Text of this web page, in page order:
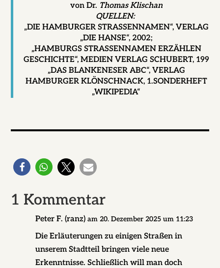
von Dr. Thomas Klischan
QUELLEN:
„DIE HAMBURGER STRASSENNAMEN“, VERLAG
„DIE HANSE“, 2002;
„HAMBURGS STRASSENNAMEN ERZÄHLEN
GESCHICHTE“, MEDIEN VERLAG SCHUBERT, 199
„DAS BLANKENESER ABC“, VERLAG
HAMBURGER KLÖNSCHNACK, 1.SONDERHEFT
„WIKIPEDIA“
1 Kommentar
Peter F. (ranz) am 20. Dezember 2025 um 11:23
Die Erläuterungen zu einigen Straßen in
unserem Stadtteil bringen viele neue
Erkenntnisse. Schließlich will man doch